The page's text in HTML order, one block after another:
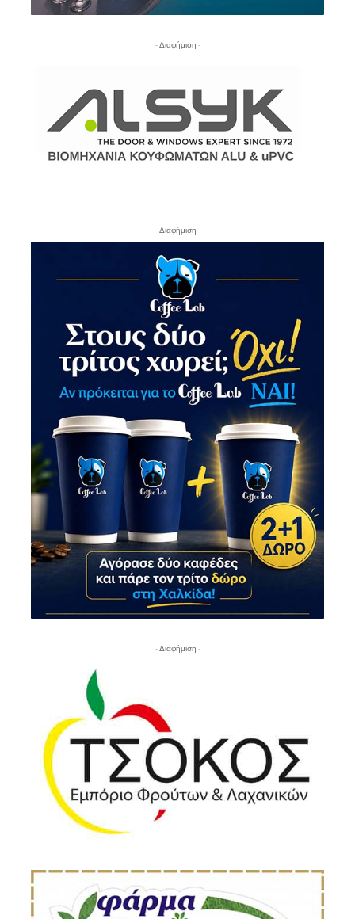
- Διαφήμιση -
- Διαφήμιση -
- Διαφήμιση -